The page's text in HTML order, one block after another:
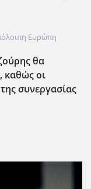
Ευρώπη
θα
καθώς οι
συνεργασίας